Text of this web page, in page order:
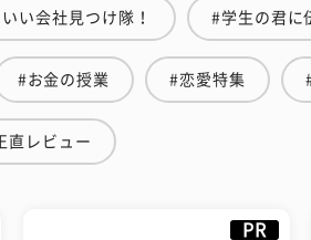
い会社見つけ隊！ #学生の君に
#お金の授業 #恋愛特集
直レビュー
PR